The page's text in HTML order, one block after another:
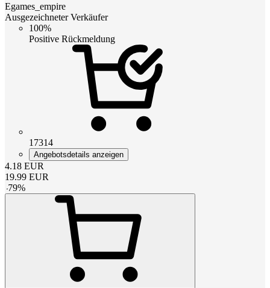
Egames_empire
Ausgezeichneter Verkäufer
100%
Positive Rückmeldung
17314
Angebotsdetails anzeigen
4.18 EUR
19.99 EUR
-79%